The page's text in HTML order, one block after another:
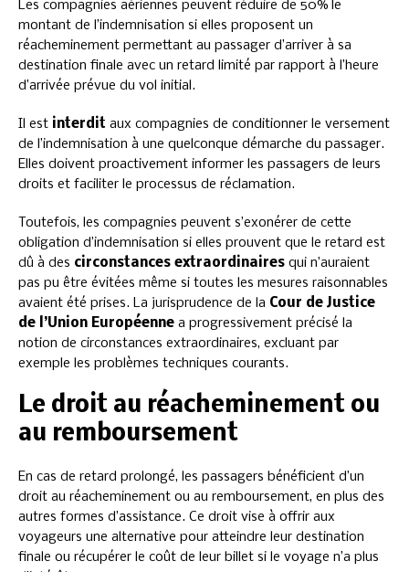
Les compagnies aériennes peuvent réduire de 50% le
montant de l’indemnisation si elles proposent un
réacheminement permettant au passager d’arriver à sa
destination finale avec un retard limité par rapport à l’heure
d’arrivée prévue du vol initial.
Il est interdit aux compagnies de conditionner le versement
de l’indemnisation à une quelconque démarche du passager.
Elles doivent proactivement informer les passagers de leurs
droits et faciliter le processus de réclamation.
Toutefois, les compagnies peuvent s’exonérer de cette
obligation d’indemnisation si elles prouvent que le retard est
dû à des circonstances extraordinaires qui n’auraient
pas pu être évitées même si toutes les mesures raisonnables
avaient été prises. La jurisprudence de la Cour de Justice
de l’Union Européenne a progressivement précisé la
notion de circonstances extraordinaires, excluant par
exemple les problèmes techniques courants.
Le droit au réacheminement ou
au remboursement
En cas de retard prolongé, les passagers bénéficient d’un
droit au réacheminement ou au remboursement, en plus des
autres formes d’assistance. Ce droit vise à offrir aux
voyageurs une alternative pour atteindre leur destination
finale ou récupérer le coût de leur billet si le voyage n’a plus